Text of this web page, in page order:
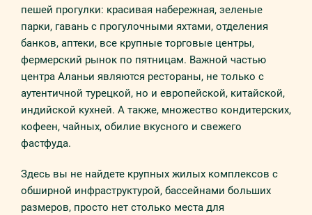
пешей прогулки: красивая набережная, зеленые
парки, гавань с прогулочными яхтами, отделения
банков, аптеки, все крупные торговые центры,
фермерский рынок по пятницам. Важной частью
центра Аланьи являются рестораны, не только с
аутентичной турецкой, но и европейской, китайской,
индийской кухней. А также, множество кондитерских,
кофеен, чайных, обилие вкусного и свежего
фастфуда.
Здесь вы не найдете крупных жилых комплексов с
обширной инфраструктурой, бассейнами больших
размеров, просто нет столько места для